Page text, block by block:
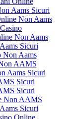
Aams Sicuri
Non Aams
Non Aams
Sicuri
Non Aams
AAMS
Aams Sicuri
Sicuri
Sicuri
Non AAMS
Sicuri
Online